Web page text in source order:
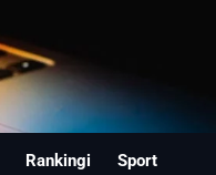
Rankingi Sport